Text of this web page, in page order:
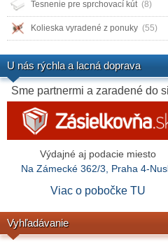
Tesnenie pre sprchovací kút (8)
Kolieska vyradené z ponuky (55)
U nás rýchla a lacná doprava
Sme partnermi a zaradené do
Výdajné aj podacie miesto
Na Zámecké 362/3, Praha 4-
Viac o pobočke TU
Vyhľadávanie